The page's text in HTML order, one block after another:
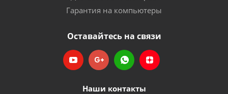
Гарантия на компьютеры
Оставайтесь на связи
Наши контакты